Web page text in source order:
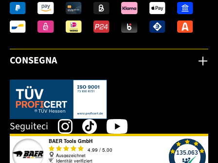
CONSEGNA
Dieser Link öffnet sich in einem neuen Tab.
Seguiteci